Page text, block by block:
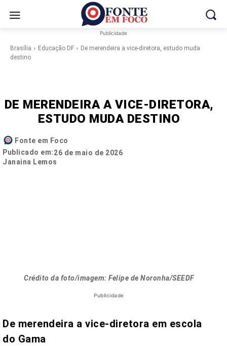
Publicidade
Brasília Educação DF
De merendeira a vice-diretora, estudo muda
destino
DE MERENDEIRA A VICE-DIRETORA,
ESTUDO MUDA DESTINO
Fonte em Foco
Publicado em:26 de maio de 2026
Janaina Lemos
Crédito da foto/imagem: Felipe de Noronha/SEEDF
Publicidade
De merendeira a vice-diretora em escola
do Gama